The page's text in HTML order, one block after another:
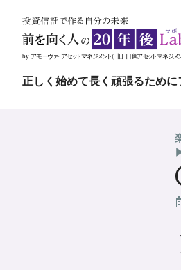
正しく始めて長く頑張るために